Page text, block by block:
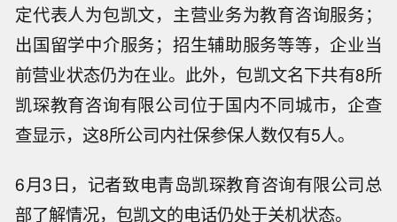
定代表人为包凯文，主营业务为教育咨询服务；
出国留学中介服务；招生辅助服务等等，企业当
前营业状态仍为在业。此外，包凯文名下共有8所
凯琛教育咨询有限公司位于国内不同城市，企查
查显示，这8所公司内社保参保人数仅有5人。
6月3日，记者致电青岛凯琛教育咨询有限公司总
部了解情况，包凯文的电话仍处于关机状态。